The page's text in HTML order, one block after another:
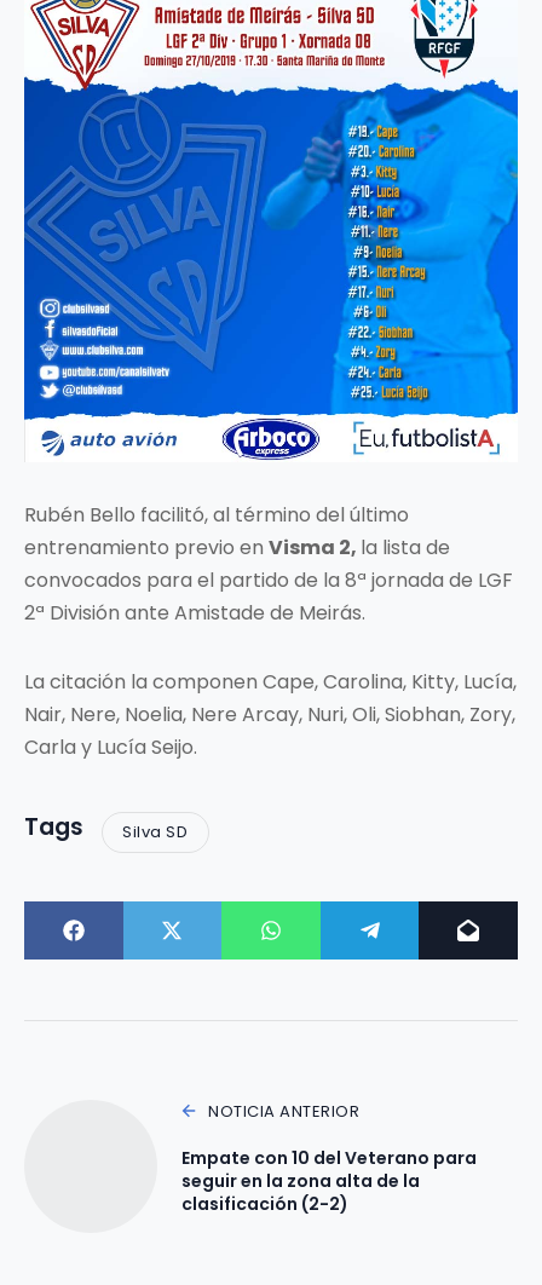
Rubén Bello facilitó, al término del último
entrenamiento previo en Visma 2, la lista de
convocados para el partido de la 8ª jornada de LGF
2ª División ante Amistade de Meirás.
La citación la componen Cape, Carolina, Kitty, Lucía,
Nair, Nere, Noelia, Nere Arcay, Nuri, Oli, Siobhan, Zory,
Carla y Lucía Seijo.
Tags Silva SD
NOTICIA ANTERIOR
Empate con 10 del Veterano para
seguir en la zona alta de la
clasificación (2-2)